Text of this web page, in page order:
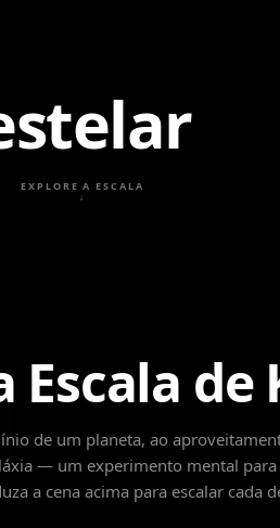
EXPLORE A ESCALA
↓
Escala de
de um planeta, ao
— um experimento mental
a cena acima para escalar cada